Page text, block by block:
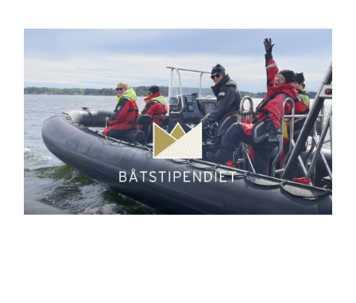
Båt
Båtförsäkring
Märkesförsäkringar
Vattenskoterförsäkring
Sportfiskarna